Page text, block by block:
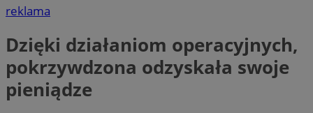
reklama
Dzięki działaniom operacyjnych,
pokrzywdzona odzyskała swoje
pieniądze